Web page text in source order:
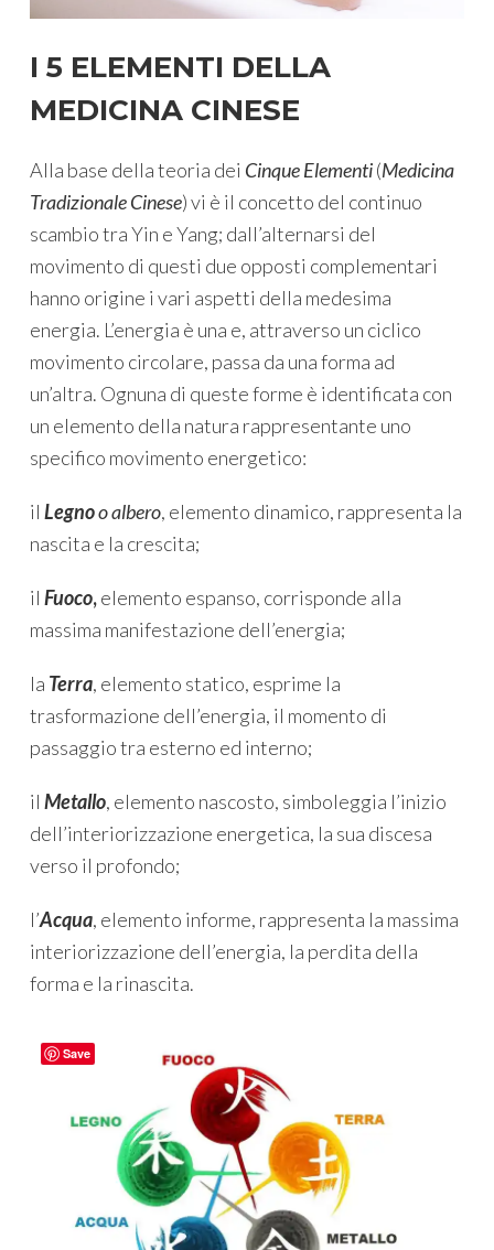
I 5 ELEMENTI DELLA
MEDICINA CINESE
Alla base della teoria dei Cinque Elementi(Medicina
Tradizionale Cinese) vi è il concetto del continuo
scambio tra Yin e Yang; dall’alternarsi del
movimento di questi due opposti complementari
hanno origine i vari aspetti della medesima
energia. L’energia è una e, attraverso un ciclico
movimento circolare, passa da una forma ad
un’altra. Ognuna di queste forme è identificata con
un elemento della natura rappresentante uno
specifico movimento energetico:
il Legnoo albero, elemento dinamico, rappresenta la
nascita e la crescita;
il Fuoco,elemento espanso, corrisponde alla
massima manifestazione dell’energia;
la Terra, elemento statico, esprime la
trasformazione dell’energia, il momento di
passaggio tra esterno ed interno;
il Metallo, elemento nascosto, simboleggia l’inizio
dell’interiorizzazione energetica, la sua discesa
verso il profondo;
l’Acqua, elemento informe, rappresenta la massima
interiorizzazione dell’energia, la perdita della
forma e la rinascita.
Save